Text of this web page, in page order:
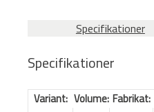
Specifikationer
Specifikationer
Variant: Volume: Fabrikat: